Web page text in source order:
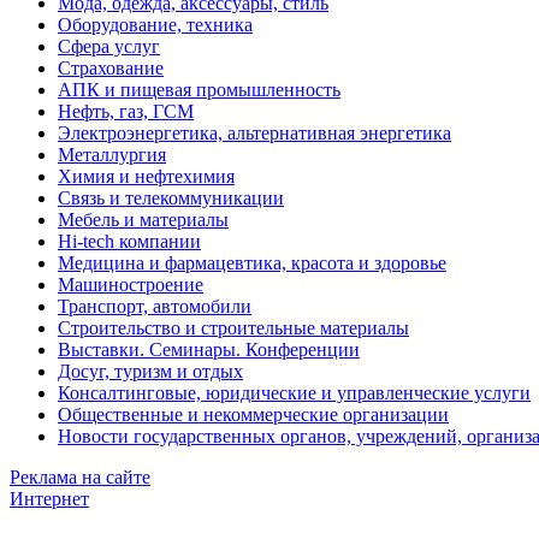
Оборудование, техника
Сфера услуг
Страхование
АПК и пищевая промышленность
Нефть, газ, ГСМ
Электроэнергетика, альтернативная энергетика
Металлургия
Химия и нефтехимия
Связь и телекоммуникации
Мебель и материалы
Hi-tech компании
Медицина и фармацевтика, красота и здоровье
Машиностроение
Транспорт, автомобили
Строительство и строительные материалы
Выставки. Семинары. Конференции
Досуг, туризм и отдых
Консалтинговые, юридические и управленческие услуги
Общественные и некоммерческие организации
Новости государственных органов, учреждений,
Реклама на сайте
Интернет